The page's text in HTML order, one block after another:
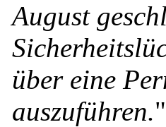
August
über eine
auszuführen."